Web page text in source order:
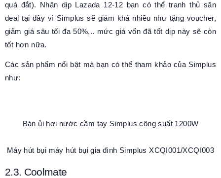
quá đắt). Nhân dịp Lazada 12-12 bạn có thể tranh thủ săn
deal tại đây vì Simplus sẽ giảm khá nhiều như tặng voucher,
giảm giá sâu tối đa 50%,.. mức giá vốn đã tốt dịp này sẽ còn
tốt hơn nữa.
Các sản phẩm nổi bật mà bạn có thể tham khảo của Simplus
như:
Bàn ủi hơi nước cầm tay Simplus công suất 1200W
Máy hút bụi máy hút bụi gia đình Simplus XCQI001/XCQI003
2.3. Coolmate